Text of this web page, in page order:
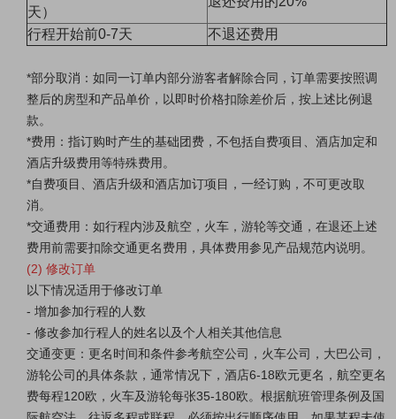
天）
行程开始前0-7天 不退还费用
*部分取消：如同一订单内部分游客者解除合同，订单需要按照调
整后的房型和产品单价，以即时价格扣除差价后，按上述比例退
款。
*费用：指订购时产生的基础团费，不包括自费项目、酒店加定和
酒店升级费用等特殊费用。
*自费项目、酒店升级和酒店加订项目，一经订购，不可更改取
消。
*交通费用：如行程内涉及航空，火车，游轮等交通，在退还上述
费用前需要扣除交通更名费用，具体费用参见产品规范内说明。
(2) 修改订单
以下情况适用于修改订单
- 增加参加行程的人数
- 修改参加行程人的姓名以及个人相关其他信息
交通变更：更名时间和条件参考航空公司，火车公司，大巴公司，
游轮公司的具体条款，通常情况下，酒店6-18欧元更名，航空更名
费每程120欧，火车及游轮每张35-180欧。根据航班管理条例及国